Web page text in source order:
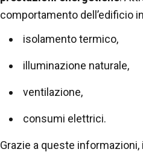
comportamento dell’edificio
isolamento termico,
illuminazione naturale,
ventilazione,
consumi elettrici.
Grazie a queste